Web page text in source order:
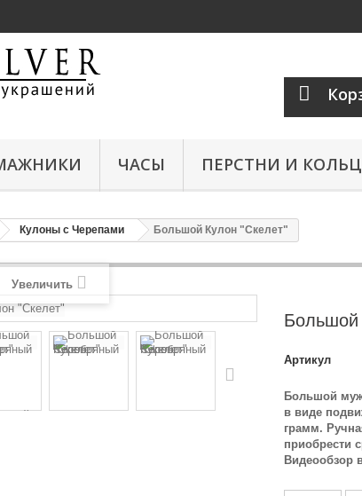
ЧАСЫ ПЕРСТНИ И
Кулоны с Черепами Большой Кулон "Скелет"
Увеличить
Большой
Артикул
Большой
в виде
грамм.
приобрести
Видеообзор